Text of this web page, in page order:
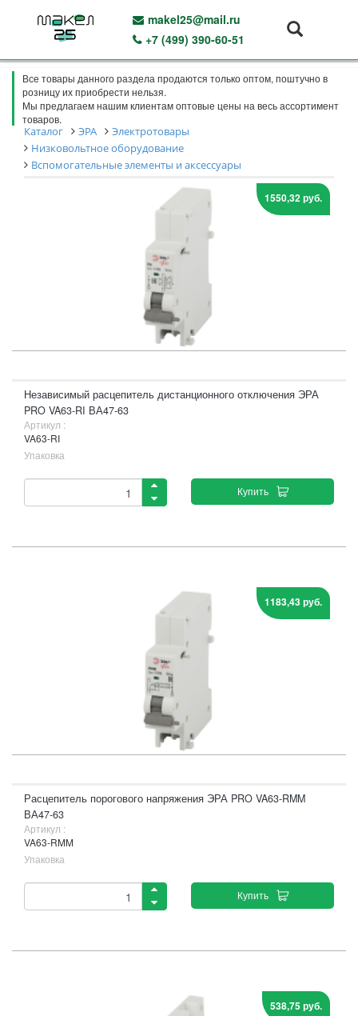
makel25@mail.ru
+7 (499) 390-60-51
Все товары данного раздела продаются только оптом, поштучно в
розницу их приобрести нельзя.
Мы предлагаем нашим клиентам оптовые цены на весь ассортимент
товаров.
Каталог ЭРА
Электротовары
Низковольтное оборудование
Вспомогательные элементы и аксессуары
1550,32 руб.
Независимый расцепитель дистанционного отключения ЭРА
PRO VA63-RI ВА47-63
Артикул :
VA63-RI
Упаковка
Купить
1183,43 руб.
Расцепитель порогового напряжения ЭРА PRO VA63-RMM
ВА47-63
Артикул :
VA63-RMM
Упаковка
Купить
538,75 руб.